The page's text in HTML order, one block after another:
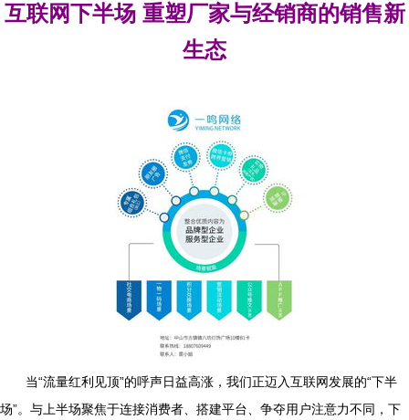
互联网下半场 重塑厂家与经销商的销售新
生态
当“流量红利见顶”的呼声日益高涨，我们正迈入互联网发展的“下半
场”。与上半场聚焦于连接消费者、搭建平台、争夺用户注意力不同，下